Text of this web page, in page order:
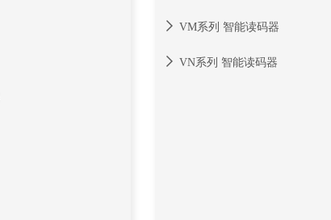
VM系列 智能读码器
VN系列 智能读码器